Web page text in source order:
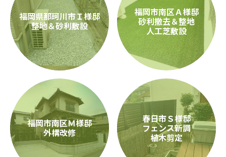
福岡県那珂川市Ｉ様邸
整地＆砂利敷設
福岡市南区Ａ様邸
砂利撤去＆整地
人工芝敷設
福岡市南区Ｍ様邸
外構改修
春日市Ｓ様邸
フェンス新調
植木剪定